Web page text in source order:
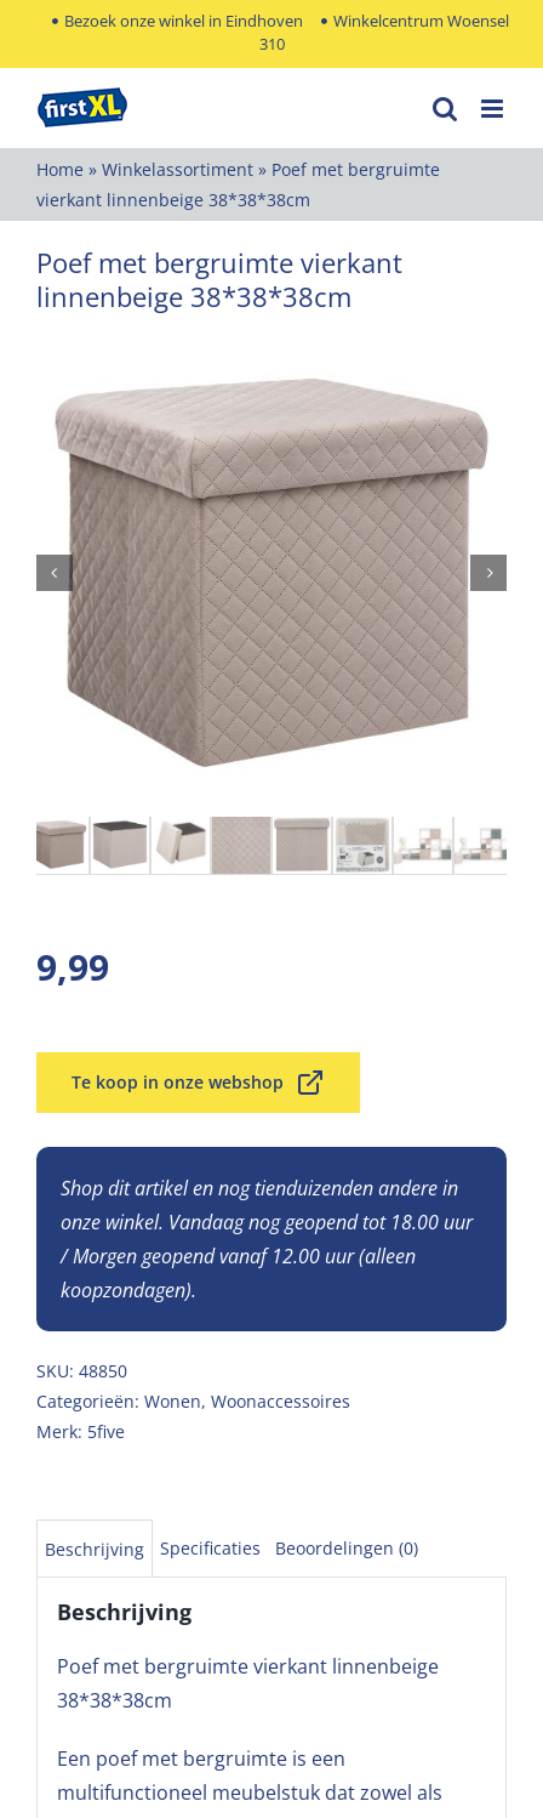
Bezoek onze winkel in Eindhoven
Winkelcentrum Woensel
310
Home » Winkelassortiment » Poef met bergruimte
vierkant linnenbeige 38*38*38cm
Poef met bergruimte vierkant
linnenbeige 38*38*38cm
9,99
Te koop in onze webshop
Shop dit artikel en nog tienduizenden andere in
onze winkel. Vandaag nog geopend tot 18.00 uur
/ Morgen geopend vanaf 12.00 uur (alleen
koopzondagen).
SKU: 48850
Categorieën: Wonen, Woonaccessoires
Merk: 5five
Beschrijving Specificaties Beoordelingen (0)
Beschrijving
Poef met bergruimte vierkant linnenbeige
38*38*38cm
Een poef met bergruimte is een
multifunctioneel meubelstuk dat zowel als